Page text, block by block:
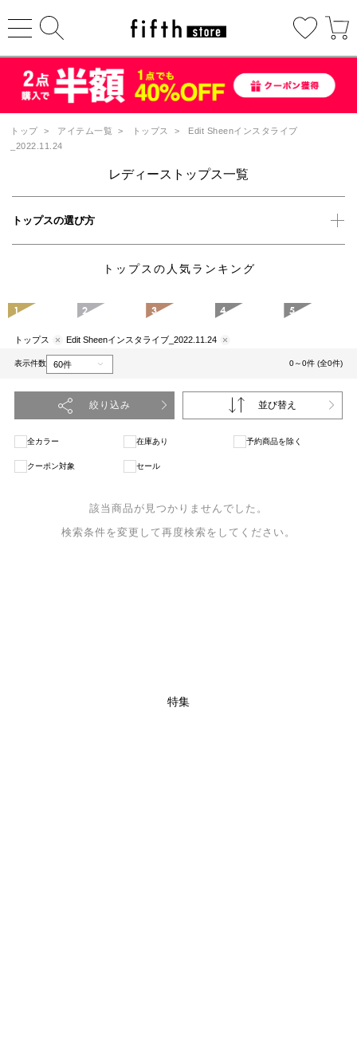
トップ > アイテム一覧 > トップス >
Edit Sheenインスタライブ
_2022.11.24
レディーストップス一覧
トップスの選び方
トップスの人気ランキング
1 2 3 4 5
トップス Edit Sheenインスタライブ_2022.11.24
表示件数 0～0件 (全0件)
絞り込み 並び替え
全カラー 在庫あり 予約商品を除く
クーポン対象 セール
該当商品が見つかりませんでした。
検索条件を変更して再度検索をしてください。
特集